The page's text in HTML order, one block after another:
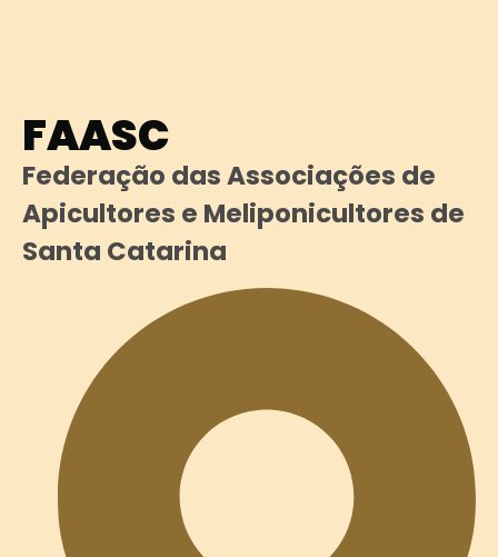
FAASC
Federação das Associações de
Apicultores e Meliponicultores de
Santa Catarina